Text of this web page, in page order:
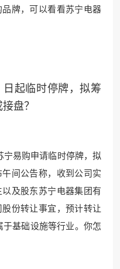
牌，可以看看苏宁电器
起临时停牌，拟筹
盘？
宁易购申请临时停牌，拟
间公告称，收到公司实
及股东苏宁电器集团有
份转让事宜，预计转让
于基础设施等行业。你怎